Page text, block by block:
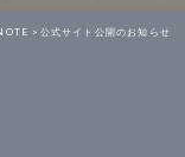
> 公式サイト公開のお知らせ